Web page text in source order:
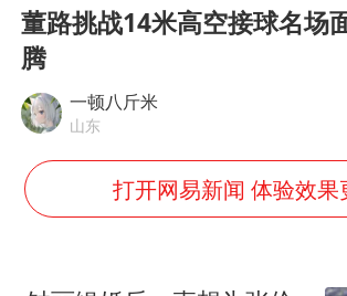
董路挑战14米高空接球名场
腾
一顿八斤米
山东
打开网易新闻 体验效果